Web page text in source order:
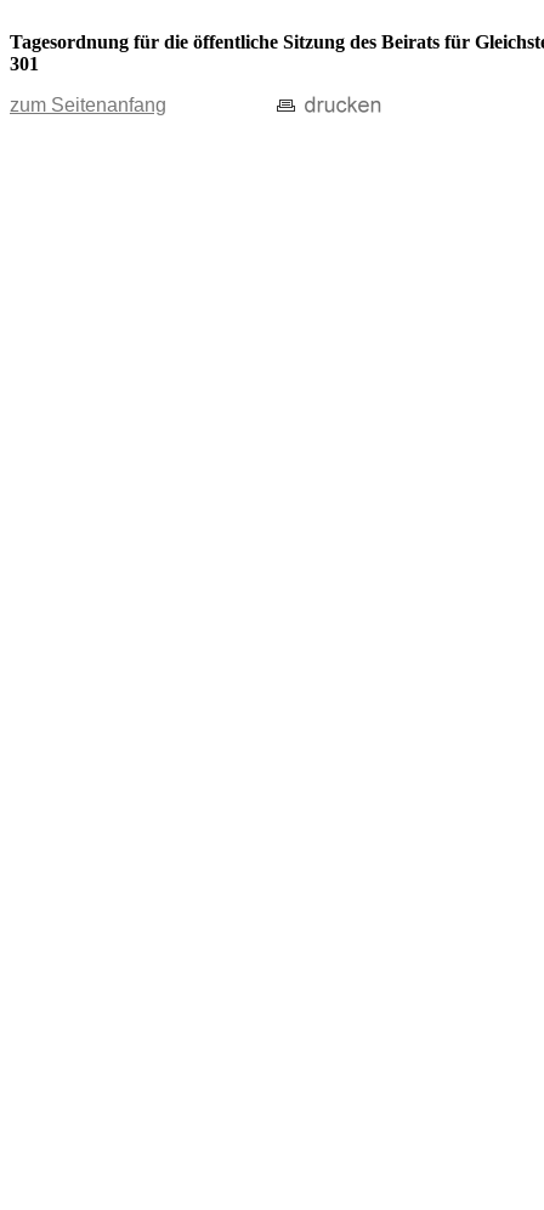
Tagesordnung für die öffentliche Sitzung des Beirats für
301
zum Seitenanfang